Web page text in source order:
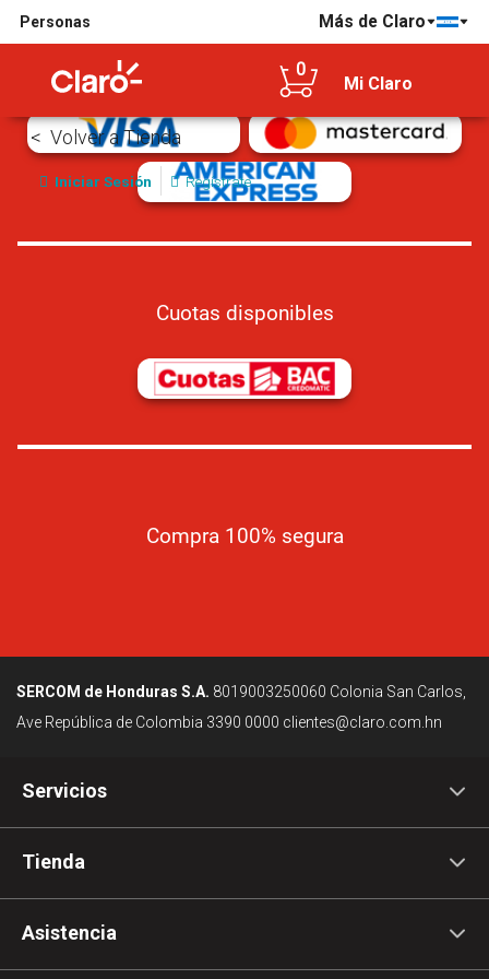
Personas Más de Claro
0
Mi Claro
Volver a Tienda
Iniciar Sesión Regístrate
Tarjetas de crédito/débito aceptadas
Cuotas disponibles
Compra 100% segura
SERCOM de Honduras S.A. 8019003250060 Colonia San Carlos,
Ave República de Colombia 3390 0000 clientes@claro.com.hn
Servicios
Tienda
Asistencia